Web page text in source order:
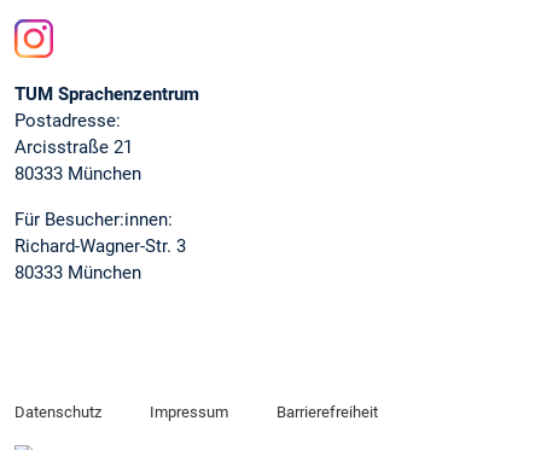
TUM Sprachenzentrum
Postadresse:
Arcisstraße 21
80333 München
Für Besucher:innen:
Richard-Wagner-Str. 3
80333 München
Datenschutz Impressum Barrierefreiheit